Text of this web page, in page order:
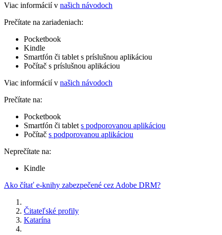
Viac informácií v našich návodoch
Prečítate na zariadeniach:
Pocketbook
Kindle
Smartfón či tablet s príslušnou aplikáciou
Počítač s príslušnou aplikáciou
Viac informácií v našich návodoch
Prečítate na:
Pocketbook
Smartfón či tablet s podporovanou aplikáciou
Počítač s podporovanou aplikáciou
Neprečítate na:
Kindle
Ako čítať e-knihy zabezpečené cez Adobe DRM?
Čitateľské profily
Katarína